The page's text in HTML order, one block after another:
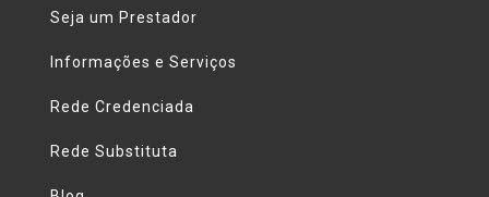
Seja um Prestador
Informações e Serviços
Rede Credenciada
Rede Substituta